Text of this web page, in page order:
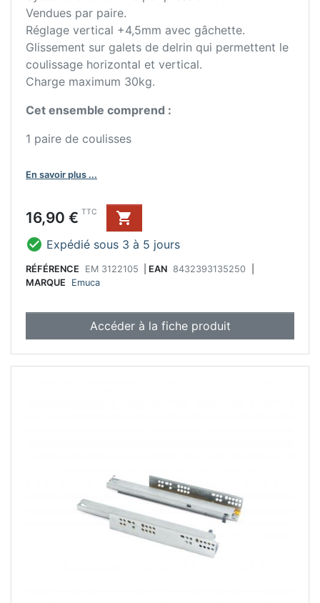
Vendues par paire.
Réglage vertical +4,5mm avec gâchette.
Glissement sur galets de delrin qui permettent le
coulissage horizontal et vertical.
Charge maximum 30kg.
Cet ensemble comprend :
1 paire de coulisses
En savoir plus ...
Prix
16,90 € TTC

 Expédié sous 3 à 5 jours
RÉFÉRENCE EM 3122105 EAN 8432393135250
MARQUE
Emuca
Accéder à la fiche produit